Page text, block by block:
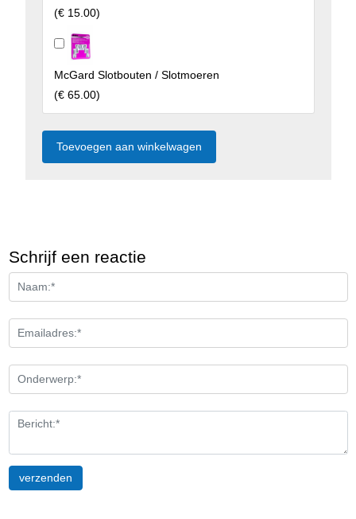
(€ 15.00)
McGard Slotbouten / Slotmoeren
(€ 65.00)
Schrijf een reactie